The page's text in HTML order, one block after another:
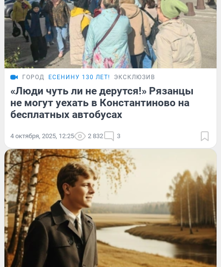
ГОРОД ЕСЕНИНУ 130 ЛЕТ! ЭКСКЛЮЗИВ
«Люди чуть ли не дерутся!» Рязанцы
не могут уехать в Константиново на
бесплатных автобусах
4 октября, 2025, 12:25 2 832 3